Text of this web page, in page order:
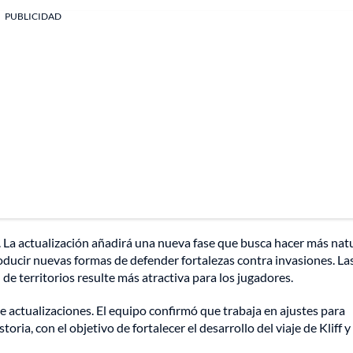
PUBLICIDAD
actualización añadirá una nueva fase que busca hacer más
nuevas formas de defender fortalezas contra invasiones.
territorios resulte más atractiva para los jugadores.
El equipo confirmó que trabaja en ajustes para
con el objetivo de fortalecer el desarrollo del viaje de Kliff y